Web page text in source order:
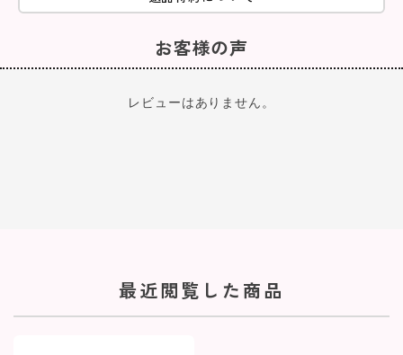
お客様の声
レビューはありません。
最近閲覧した商品